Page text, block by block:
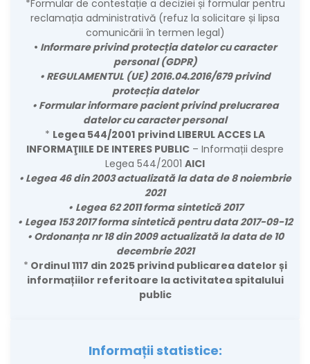
*Formular de contestație a deciziei și formular pentru
reclamația administrativă (refuz la solicitare și lipsa
comunicării în termen legal)
• Informare privind protecția datelor cu caracter
personal (GDPR)
• REGULAMENTUL (UE) 2016.04.2016/679 privind
protecția datelor
• Formular informare pacient privind prelucrarea
datelor cu caracter personal
* Legea 544/2001 privind LIBERUL ACCES LA
INFORMAŢIILE DE INTERES PUBLIC – Informații despre
Legea 544/2001 AICI
• Legea 46 din 2003 actualizată la data de 8 noiembrie
2021
• Legea 62 2011 forma sintetică 2017
• Legea 153 2017 forma sintetică pentru data 2017-09-12
• Ordonanța nr 18 din 2009 actualizată la data de 10
decembrie 2021
* Ordinul 1117 din 2025 privind publicarea datelor și
informațiilor referitoare la activitatea spitalului
public
Informații statistice: